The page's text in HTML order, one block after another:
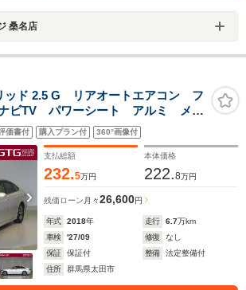
桑名店
ッド 2.5 G リアオートエアコン フ
ビTV パワーシート アルミ メモ
盗難防止装置 オートエアコン
スマートキー 横滑り防止機
価書付 購入プラン付 360°画像付
支払総額
232.5万円
本体価格
222.8万円
残価ローン 月々26,600円
年式 2018年 走行 6.7万km
車検
'27/09 修復
なし
保証
保証付 整備
法定整備付
住所
群馬県太田市